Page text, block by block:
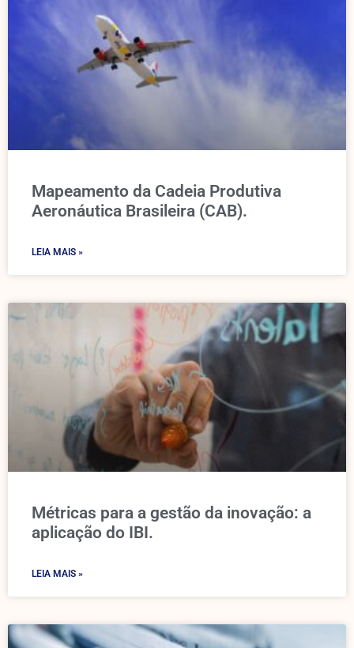
Mapeamento da Cadeia Produtiva
Aeronáutica Brasileira (CAB).
LEIA MAIS »
Métricas para a gestão da inovação: a
aplicação do IBI.
LEIA MAIS »